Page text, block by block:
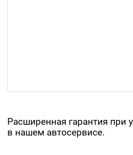
Расширенная гарантия при
в нашем автосервисе.